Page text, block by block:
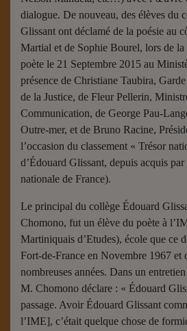
dialogue. De nouveau, des élèves du
Glissant ont déclamé de la poésie au
Martial et de Sophie Bourel, lors de la
poète le 21 Septembre 2015 au
présence de Christiane Taubira,
de la Justice, de Fleur Pellerin,
Communication, de George Pau-
Outre-mer, et de Bruno Racine,
l’occasion du classement « Trésor
d’Édouard Glissant, depuis acquis
nationale de France).
Le principal du collège Édouard
Chomono, fut un élève du poète à
Martiniquais d’Etudes), école que ce
Fort-de-France en Novembre 1967 et
nombreuses années. Dans un
M. Chomono déclare : « Édouard
passage. Avoir Édouard Glissant
l’IME], c’était quelque chose de